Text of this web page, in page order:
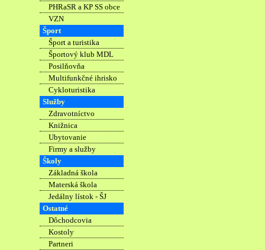
PHRaSR a KP SS obce
VZN
Šport
Šport a turistika
Športový klub MDL
Posilňovňa
Multifunkčné ihrisko
Cykloturistika
Služby
Zdravotníctvo
Knižnica
Ubytovanie
Firmy a služby
Školy
Základná škola
Materská škola
Jedálny lístok - ŠJ
Ostatné
Dôchodcovia
Kostoly
Partneri